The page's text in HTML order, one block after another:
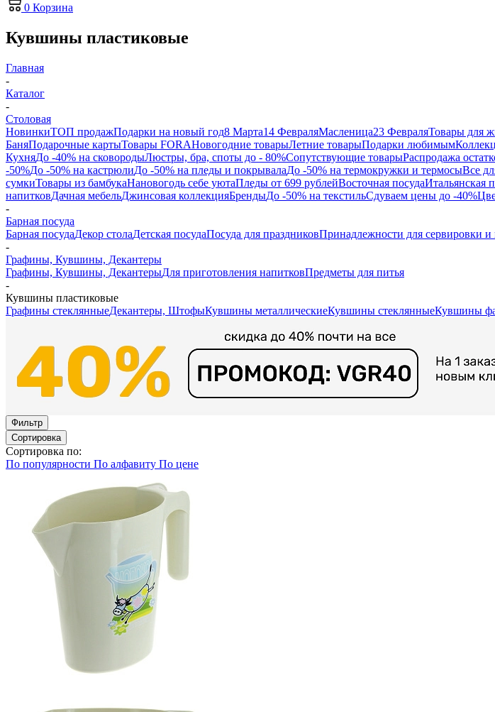
0 Корзина
Кувшины пластиковые
Главная
-
Каталог
-
Столовая
НовинкиТОП продажПодарки на новый год8 Марта14 ФевраляМасленица23 ФевраляТовары для
БаняПодарочные картыТовары FORAНовогодние товарыЛетние товарыПодарки любимым
КухняДо -40% на сковородыЛюстры, бра, споты до - 80%Сопутствующие товарыРаспродажа
-50%До -50% на кастрюлиДо -50% на пледы и покрывалаДо -50% на термокружки и термосыВсе
сумкиТовары из бамбукаНановогодь себе уютаПледы от 699 рублейВосточная посудаИтальянская
напитковДачная мебельДжинсовая коллекцияБрендыДо -50% на текстильСдуваем цены до -40%
-
Барная посуда
Барная посудаДекор столаДетская посудаПосуда для праздниковПринадлежности для сервировки и
-
Графины, Кувшины, Декантеры
Графины, Кувшины, ДекантерыДля приготовления напитковПредметы для питья
-
Кувшины пластиковые
Графины стеклянныеДекантеры, ШтофыКувшины металлическиеКувшины стеклянныеКувшины
Фильтр
Сортировка
Сортировка по:
По популярности По алфавиту По цене